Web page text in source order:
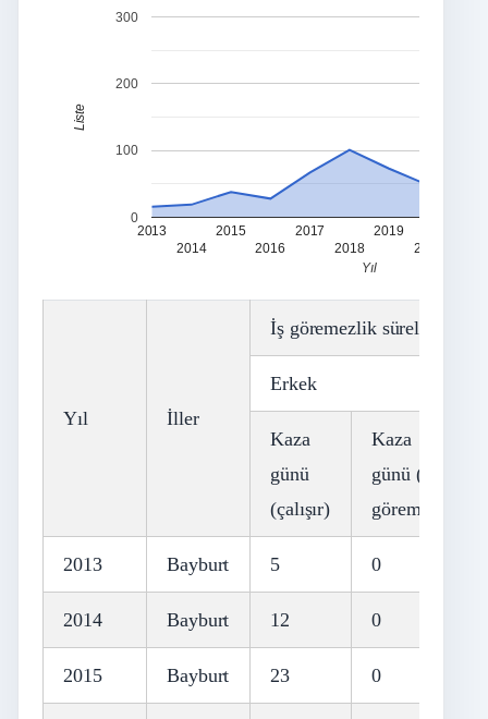
2013
2014
2015
2016
2017
2018
2019
2020
0
100
200
300
Yıl
Liste
Yıl İller
İş göremezlik sürelerine
Erkek
Kaza
günü
(çalışır)
Kaza
günü (iş
göremez)
2013 Bayburt 5 0
2014 Bayburt 12 0
2015 Bayburt 23 0